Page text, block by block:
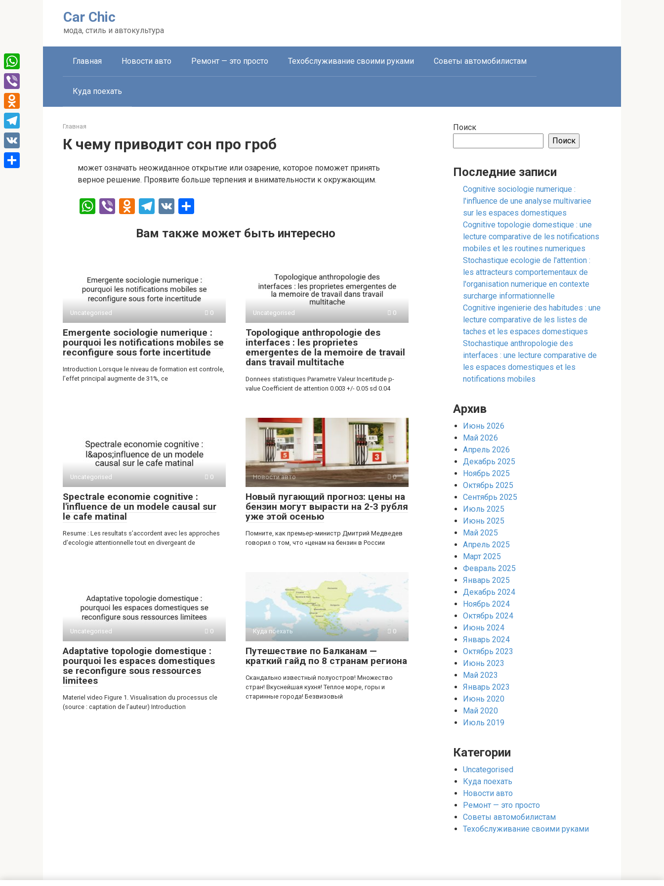
Car Chic
мода, стиль и автокультура
Главная Новости авто Ремонт — это просто Техобслуживание своими руками Советы автомобилистам
Куда поехать
Главная
К чему приводит сон про гроб
может означать неожиданное открытие или озарение, которое поможет принять
верное решение. Проявите больше терпения и внимательности к окружающим.
W
p
p
Vi O
n
a
ss
ni
ki
T
e
m
V
п
в
и
ть
Вам также может быть интересно
Uncategorised 0
Emergente sociologie numerique :
pourquoi les notifications mobiles se
reconfigure sous forte incertitude
Introduction Lorsque le niveau de formation est controle,
l’effet principal augmente de 31%, ce
Uncategorised 0
Topologique anthropologie des
interfaces : les proprietes
emergentes de la memoire de travail
dans travail multitache
Donnees statistiques Parametre Valeur Incertitude p-
value Coefficient de attention 0.003 +/- 0.05 sd 0.04
Uncategorised 0
Spectrale economie cognitive :
l'influence de un modele causal sur
le cafe matinal
Resume : Les resultats s’accordent avec les approches
d’ecologie attentionnelle tout en divergeant de
Новости авто 0
Новый пугающий прогноз: цены на
бензин могут вырасти на 2-3 рубля
уже этой осенью
Помните, как премьер-министр Дмитрий Медведев
говорил о том, что «ценам на бензин в России
Uncategorised 0
Adaptative topologie domestique :
pourquoi les espaces domestiques
se reconfigure sous ressources
limitees
Materiel video Figure 1. Visualisation du processus cle
(source : captation de l’auteur) Introduction
Куда поехать 0
Путешествие по Балканам —
краткий гайд по 8 странам региона
Скандально известный полуостров! Множество
стран! Вкуснейшая кухня! Теплое море, горы и
старинные города! Безвизовый
Поиск
Поиск
Последние записи
Cognitive sociologie numerique :
l'influence de une analyse multivariee
sur les espaces domestiques
Cognitive topologie domestique : une
lecture comparative de les notifications
mobiles et les routines numeriques
Stochastique ecologie de l'attention :
les attracteurs comportementaux de
l'organisation numerique en contexte
surcharge informationnelle
Cognitive ingenierie des habitudes : une
lecture comparative de les listes de
taches et les espaces domestiques
Stochastique anthropologie des
interfaces : une lecture comparative de
les espaces domestiques et les
notifications mobiles
Архив
Июнь 2026
Май 2026
Апрель 2026
Декабрь 2025
Ноябрь 2025
Октябрь 2025
Сентябрь 2025
Июль 2025
Июнь 2025
Май 2025
Апрель 2025
Март 2025
Февраль 2025
Январь 2025
Декабрь 2024
Ноябрь 2024
Октябрь 2024
Июнь 2024
Январь 2024
Октябрь 2023
Июнь 2023
Май 2023
Январь 2023
Июнь 2020
Май 2020
Июль 2019
Категории
Uncategorised
Куда поехать
Новости авто
Ремонт — это просто
Советы автомобилистам
Техобслуживание своими руками
WhatsApp
Viber
Odnoklassniki
Telegram
VK